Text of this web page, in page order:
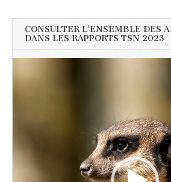
CONSULTER L’ENSEMBLE DES
DANS LES RAPPORTS TSN 2023